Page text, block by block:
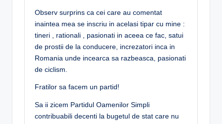
Observ surprins ca cei care au comentat
inaintea mea se inscriu in acelasi tipar cu mine :
tineri , rationali , pasionati in aceea ce fac, satui
de prostii de la conducere, increzatori inca in
Romania unde incearca sa razbeasca, pasionati
de ciclism.
Fratilor sa facem un partid!
Sa ii zicem Partidul Oamenilor Simpli
contribuabili decenti la bugetul de stat care nu